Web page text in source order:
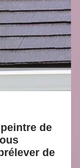
de
de